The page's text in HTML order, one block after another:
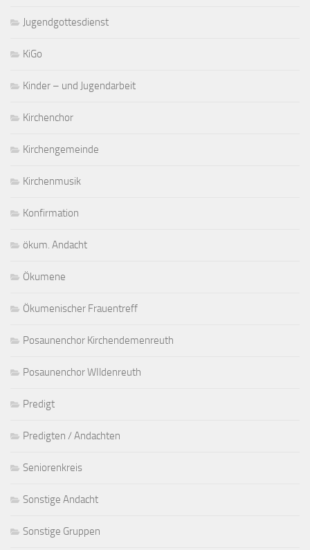
Jugendgottesdienst
KiGo
Kinder – und Jugendarbeit
Kirchenchor
Kirchengemeinde
Kirchenmusik
Konfirmation
ökum. Andacht
Ökumene
Ökumenischer Frauentreff
Posaunenchor Kirchendemenreuth
Posaunenchor WIldenreuth
Predigt
Predigten / Andachten
Seniorenkreis
Sonstige Andacht
Sonstige Gruppen